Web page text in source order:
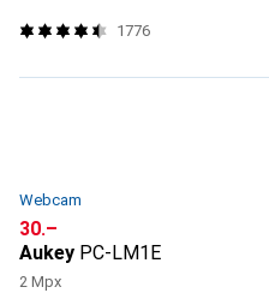
1776
Webcam
CHF
30.–
Aukey PC-LM1E
2 Mpx